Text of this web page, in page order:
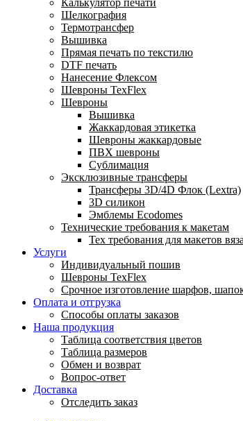
Шелкография
Термотрансфер
Вышивка
Прямая печать по текстилю
DTF печать
Нанесение Флексом
Шевроны TexFlex
Шевроны
Вышивка
Жаккардовая этикетка
Шевроны жаккардовые
ПВХ шевроны
Сублимация
Эксклюзивные трансферы
Трансферы 3D/4D Флок (Lextra)
3D силикон
Эмблемы Ecodomes
Технические требования к макетам
Тех требования для макетов
Услуги
Индивидуальный пошив
Шевроны TexFlex
Срочное изготовление шарфов,
Оплата и отгрузка
Способы оплаты заказов
Наша продукция
Таблица соответствия цветов
Таблица размеров
Обмен и возврат
Вопрос-ответ
Доставка
Отследить заказ